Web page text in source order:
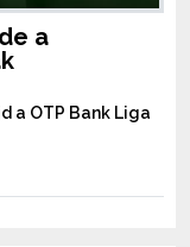
a
a OTP Bank Liga